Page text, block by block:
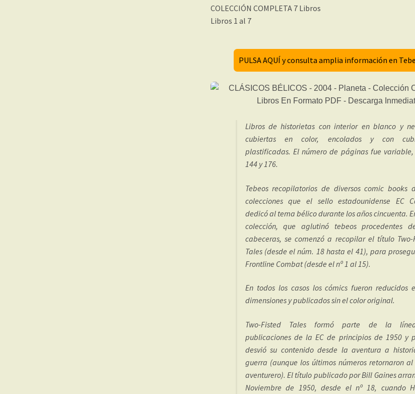
COLECCIÓN COMPLETA 7 Libros
Libros 1 al 7
PULSA AQUÍ y consulta amplia información en
Libros de historietas con interior en blanco y
cubiertas en color, encolados y con
plastificadas. El número de páginas fue variable,
144 y 176.
Tebeos recopilatorios de diversos comic books
colecciones que el sello estadounidense EC
dedicó al tema bélico durante los años cincuenta.
colección, que aglutinó tebeos procedentes
cabeceras, se comenzó a recopilar el título Two-
Tales (desde el núm. 18 hasta el 41), para
Frontline Combat (desde el nº 1 al 15).
En todos los casos los cómics fueron reducidos
dimensiones y publicados sin el color original.
Two-Fisted Tales formó parte de la
publicaciones de la EC de principios de 1950 y
desvió su contenido desde la aventura a
guerra (aunque los últimos números retornaron
aventurero). El título publicado por Bill Gaines
Noviembre de 1950, desde el nº 18, cuando